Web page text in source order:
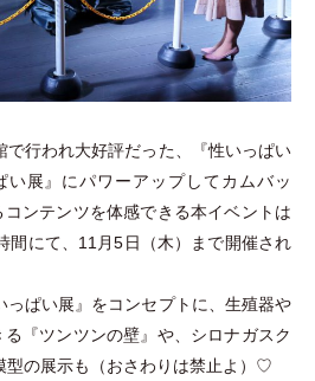
で行われ大好評だった、『性いっぱい
い展』にパワーアップしてカムバッ
コンテンツを体感できる本イベントは
間にて、11月5日
（木）
まで開催され
っぱい展』をコンセプトに、生殖器や
る『ツンツンの壁』や、シロナガスク
型の展示も
（おさわりは禁止よ ） ♡